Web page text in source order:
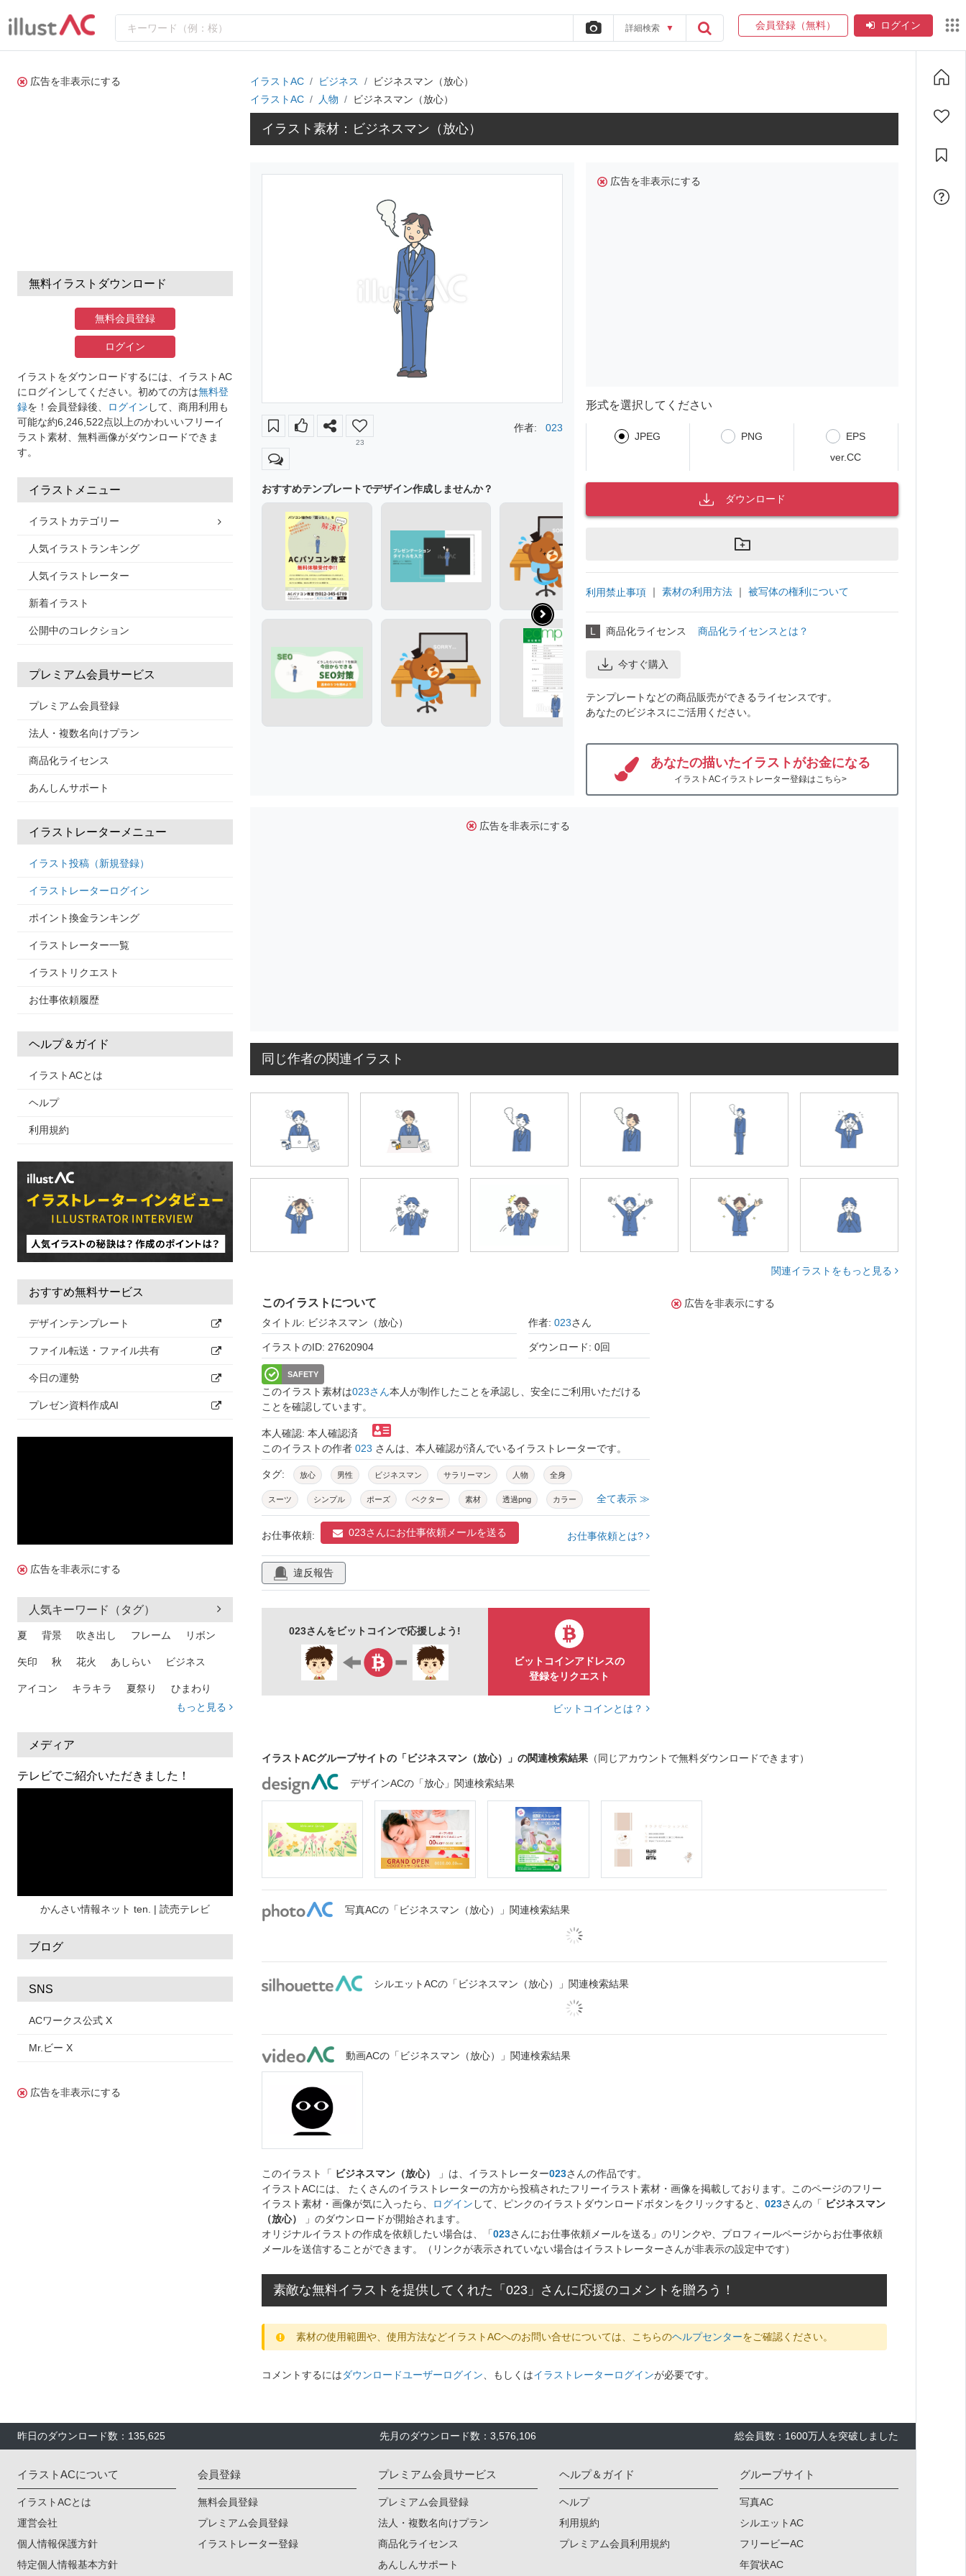
詳細検索 ▼ 会員登録（無料） ログイン
広告を非表示にする
無料イラストダウンロード
無料会員登録
ログイン
イラストをダウンロードするには、イラストAC
にログインしてください。初めての方は無料登
録を！会員登録後、 ログイン して、商用利用も
可能な約6,246,522点以上のかわいいフリーイ
ラスト素材、無料画像がダウンロードできま
す。
イラストメニュー
イラストカテゴリー
人気イラストランキング
人気イラストレーター
新着イラスト
公開中のコレクション
プレミアム会員サービス
プレミアム会員登録
法人・複数名向けプラン
商品化ライセンス
あんしんサポート
イラストレーターメニュー
イラスト投稿（新規登録）
イラストレーターログイン
ポイント換金ランキング
イラストレーター一覧
イラストリクエスト
お仕事依頼履歴
ヘルプ＆ガイド
イラストACとは
ヘルプ
利用規約
おすすめ無料サービス
デザインテンプレート
ファイル転送・ファイル共有
今日の運勢
プレゼン資料作成AI
広告を非表示にする
人気キーワード（タグ）
夏 背景 吹き出し フレーム リボン
矢印 秋 花火 あしらい ビジネス
アイコン キラキラ 夏祭り ひまわり
熱中症
人物 暑中見舞い
日本地図 海
もっと見る
メディア
テレビでご紹介いただきました！
かんさい情報ネット ten. | 読売テレビ
ブログ
SNS
ACワークス公式 X
Mr.ビー X
広告を非表示にする
イラストAC ビジネス
ビジネスマン（放心）
イラストAC
人物 ビジネスマン（放心）
イラスト素材：ビジネスマン（放心）
23
作者: 023
おすすめテンプレートでデザイン作成しませんか？
広告を非表示にする
形式を選択してください
JPEG PNG
EPS
ver.CC
ダウンロード
利用禁止事項 ｜ 素材の利用方法 ｜ 被写体の権利について
L 商品化ライセンス 商品化ライセンスとは？
今すぐ購入
テンプレートなどの商品販売ができるライセンスです。
あなたのビジネスにご活用ください。
あなたの描いたイラストがお金になる
イラストACイラストレーター登録はこちら>
広告を非表示にする
同じ作者の関連イラスト
関連イラストをもっと見る
このイラストについて
タイトル: ビジネスマン（放心） 作者: 023さん
イラストのID: 27620904 ダウンロード: 0回
SAFETY
このイラスト素材は023さん本人が制作したことを承認し、安全にご利用いただける
ことを確認しています。
本人確認: 本人確認済
このイラストの作者 023 さんは、本人確認が済んでいるイラストレーターです。
タグ: 放心 男性 ビジネスマン サラリーマン 人物 全身
スーツ シンプル ポーズ ベクター 素材 透過png カラー 全て表示 ≫
お仕事依頼: 023さんにお仕事依頼メールを送る お仕事依頼とは?
違反報告
023さんをビットコインで応援しよう!
ビットコインアドレスの
登録をリクエスト
ビットコインとは？
広告を非表示にする
イラストACグループサイトの「ビジネスマン（放心）」の関連検索結果 （同じアカウントで無料ダウンロードできます）
デザインACの「放心」関連検索結果
写真ACの「ビジネスマン（放心）」関連検索結果
シルエットACの「ビジネスマン（放心）」関連検索結果
動画ACの「ビジネスマン（放心）」関連検索結果
このイラスト「 ビジネスマン（放心） 」は、イラストレーター023さんの作品です。
イラストACには、 たくさんのイラストレーターの方から投稿されたフリーイラスト素材・画像を掲載しております。このページのフリー
イラスト素材・画像が気に入ったら、
ログイン して、ピンクのイラストダウンロードボタンをクリックすると、 023さんの「 ビジネスマン
（放心）
」のダウンロードが開始されます。
オリジナルイラストの作成を依頼したい場合は、「023さんにお仕事依頼メールを送る」のリンクや、プロフィールページからお仕事依頼
メールを送信することができます。（リンクが表示されていない場合はイラストレーターさんが非表示の設定中です）
素敵な無料イラストを提供してくれた「023」さんに応援のコメントを贈ろう！
素材の使用範囲や、使用方法などイラストACへのお問い合せについては、こちらのヘルプセンターをご確認ください。
コメントするにはダウンロードユーザーログイン 、もしくはイラストレーターログインが必要です。
昨日のダウンロード数：135,625 先月のダウンロード数：3,576,106 総会員数：1600万人を突破しました
イラストACについて
イラストACとは
運営会社
個人情報保護方針
特定個人情報基本方針
会員登録
無料会員登録
プレミアム会員登録
イラストレーター登録
プレミアム会員サービス
プレミアム会員登録
法人・複数名向けプラン
商品化ライセンス
あんしんサポート
ヘルプ＆ガイド
ヘルプ
利用規約
プレミアム会員利用規約
グループサイト
写真AC
シルエットAC
フリービーAC
年賀状AC